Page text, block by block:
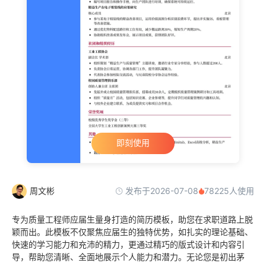
即刻使用
周文彬 发布于2026-07-08 78225人使用
专为质量工程师应届生量身打造的简历模板，助您在求职道路上脱
颖而出。此模板不仅聚焦应届生的独特优势，如扎实的理论基础、
快速的学习能力和充沛的精力，更通过精巧的版式设计和内容引
导，帮助您清晰、全面地展示个人能力和潜力。无论您是初出茅